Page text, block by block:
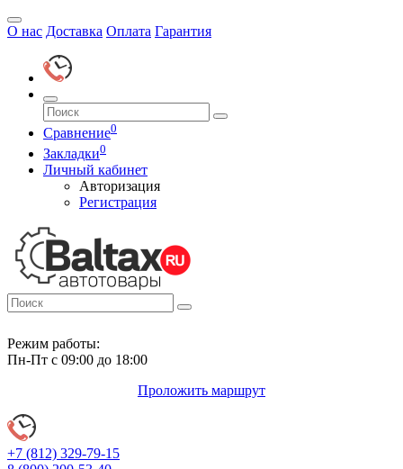
О нас Доставка Оплата Гарантия
Сравнение0
Закладки0
Личный кабинет
Авторизация
Регистрация
Режим работы:
Пн-Пт с 09:00 до 18:00
Проложить маршрут
+7 (812) 329-79-15